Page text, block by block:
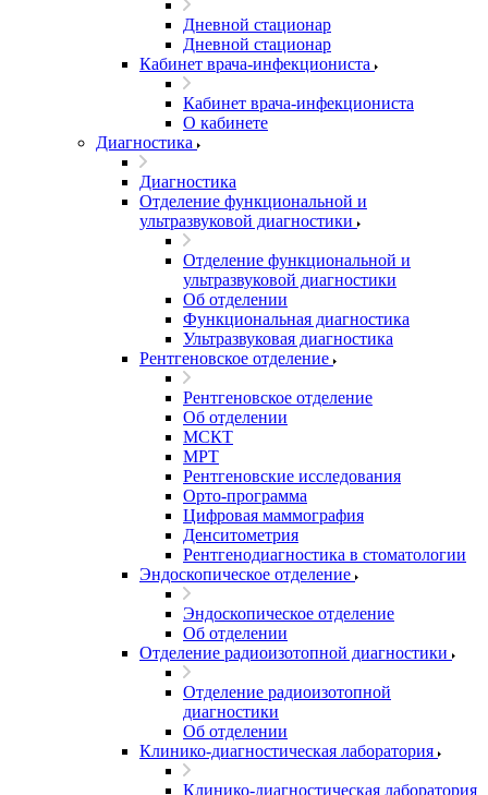
Дневной стационар
Дневной стационар
Кабинет врача-инфекциониста
Кабинет врача-инфекциониста
О кабинете
Диагностика
Диагностика
Отделение функциональной и
ультразвуковой диагностики
Отделение функциональной и
ультразвуковой диагностики
Об отделении
Функциональная диагностика
Ультразвуковая диагностика
Рентгеновское отделение
Рентгеновское отделение
Об отделении
МСКТ
МРТ
Рентгеновские исследования
Орто-программа
Цифровая маммография
Денситометрия
Рентгенодиагностика в стоматологии
Эндоскопическое отделение
Эндоскопическое отделение
Об отделении
Отделение радиоизотопной диагностики
Отделение радиоизотопной
диагностики
Об отделении
Клинико-диагностическая лаборатория
Клинико-диагностическая лаборатория